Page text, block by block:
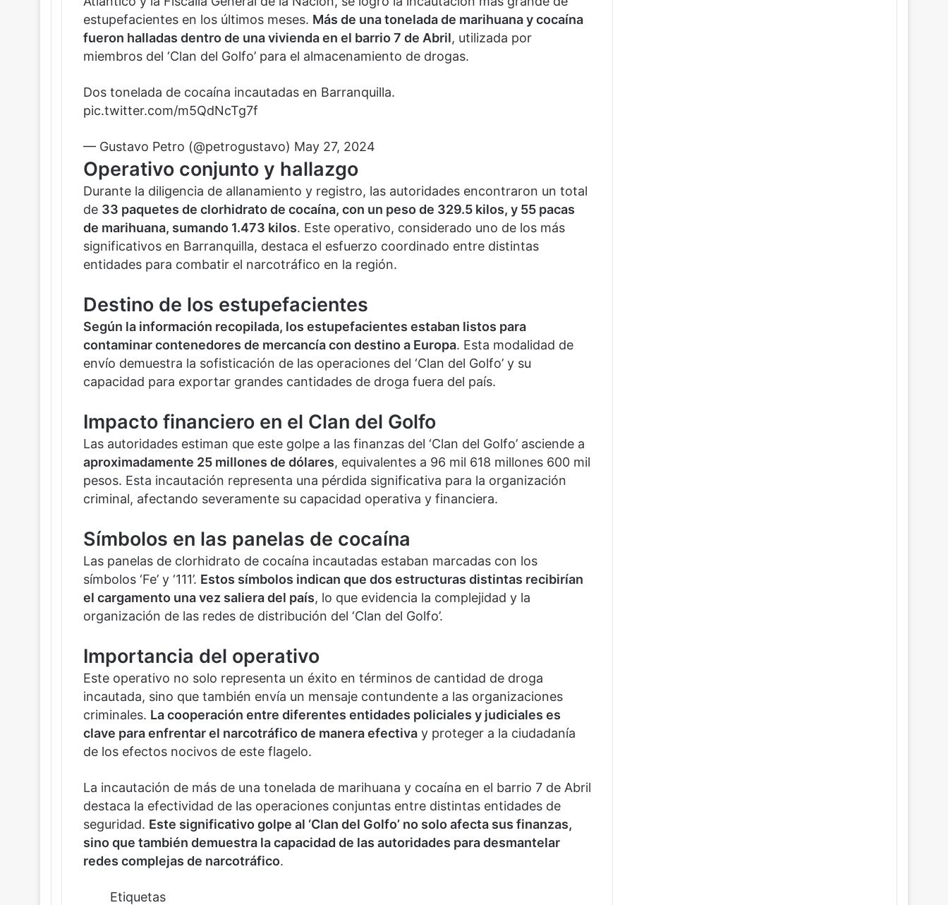
estupefacientes en los últimos meses. Más de una tonelada de marihuana y cocaína
fueron halladas dentro de una vivienda en el barrio 7 de Abril, utilizada por
miembros del ‘Clan del Golfo’ para el almacenamiento de drogas.
Dos tonelada de cocaína incautadas en Barranquilla.
pic.twitter.com/m5QdNcTg7f
— Gustavo Petro (@petrogustavo) May 27, 2024
Operativo conjunto y hallazgo
Durante la diligencia de allanamiento y registro, las autoridades encontraron un total
de 33 paquetes de clorhidrato de cocaína, con un peso de 329.5 kilos, y 55 pacas
de marihuana, sumando 1.473 kilos. Este operativo, considerado uno de los más
significativos en Barranquilla, destaca el esfuerzo coordinado entre distintas
entidades para combatir el narcotráfico en la región.
Destino de los estupefacientes
Según la información recopilada, los estupefacientes estaban listos para
contaminar contenedores de mercancía con destino a Europa. Esta modalidad de
envío demuestra la sofisticación de las operaciones del ‘Clan del Golfo’ y su
capacidad para exportar grandes cantidades de droga fuera del país.
Impacto financiero en el Clan del Golfo
Las autoridades estiman que este golpe a las finanzas del ‘Clan del Golfo’ asciende a
aproximadamente 25 millones de dólares, equivalentes a 96 mil 618 millones 600 mil
pesos. Esta incautación representa una pérdida significativa para la organización
criminal, afectando severamente su capacidad operativa y financiera.
Símbolos en las panelas de cocaína
Las panelas de clorhidrato de cocaína incautadas estaban marcadas con los
símbolos ‘Fe’ y ‘111’. Estos símbolos indican que dos estructuras distintas recibirían
el cargamento una vez saliera del país, lo que evidencia la complejidad y la
organización de las redes de distribución del ‘Clan del Golfo’.
Importancia del operativo
Este operativo no solo representa un éxito en términos de cantidad de droga
incautada, sino que también envía un mensaje contundente a las organizaciones
criminales. La cooperación entre diferentes entidades policiales y judiciales es
clave para enfrentar el narcotráfico de manera efectiva y proteger a la ciudadanía
de los efectos nocivos de este flagelo.
La incautación de más de una tonelada de marihuana y cocaína en el barrio 7 de Abril
destaca la efectividad de las operaciones conjuntas entre distintas entidades de
seguridad. Este significativo golpe al ‘Clan del Golfo’ no solo afecta sus finanzas,
sino que también demuestra la capacidad de las autoridades para desmantelar
redes complejas de narcotráfico.
Etiquetas